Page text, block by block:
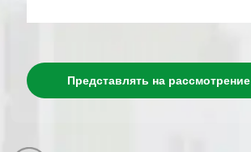
Представлять на рассмотрение